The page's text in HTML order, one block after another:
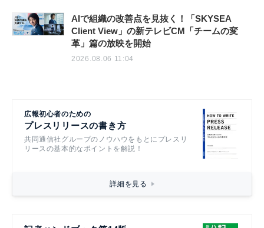
AIで組織の改善点を見抜く！「SKYSEA
Client View」の新テレビCM「チームの変
革」篇の放映を開始
2026.08.06 11:04
広報初心者のための
プレスリリースの書き方
共同通信社グループのノウハウをもとにプレスリ
リースの基本的なポイントを解説！
詳細を見る